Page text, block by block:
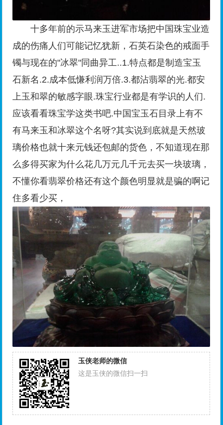
十多年前的示马来玉进军市场把中国珠宝业造
成的伤痛人们可能记忆犹新，石英石染色的戒面手
镯与现在的"冰翠"同曲异工..1.特点都是制造宝玉
石新名.2.成本低慊利润万倍.3.都沾翡翠的光.都安
上玉和翠的敏感字眼.珠宝行业都是有学识的人们.
应该看看珠宝学这类书吧.中国宝玉石目录上有不
有马来玉和冰翠这个名呀?其实说到底就是天然玻
璃价格也就十来元钱还包邮的货色，不知道现在那
么多得买家为什么花几万元几千元去买一块玻璃，
不懂你看翡翠价格还有这个颜色明显就是骗的啊记
住多看少买，
玉侠老师的微信
这是玉侠的微信扫一扫